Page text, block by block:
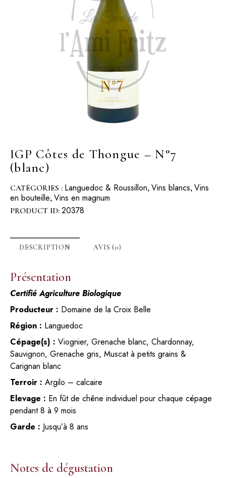
IGP Côtes de Thongue – N°7
(blanc)
CATÉGORIES : Languedoc & Roussillon, Vins blancs, Vins
en bouteille, Vins en magnum
PRODUCT ID: 20378
DESCRIPTION AVIS (0)
Présentation
Certifié Agriculture Biologique
Producteur : Domaine de la Croix Belle
Région : Languedoc
Cépage(s) : Viognier, Grenache blanc, Chardonnay,
Sauvignon, Grenache gris, Muscat à petits grains &
Carignan blanc
Terroir : Argilo – calcaire
Elevage : En fût de chêne individuel pour chaque cépage
pendant 8 à 9 mois
Garde : Jusqu’à 8 ans
Notes de dégustation